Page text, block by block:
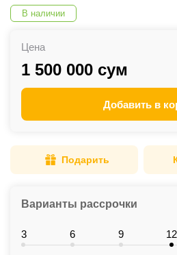
В наличии
Цена
1 500 000 сум
Добавить в
Подарить
Варианты рассрочки
3 6 9 12